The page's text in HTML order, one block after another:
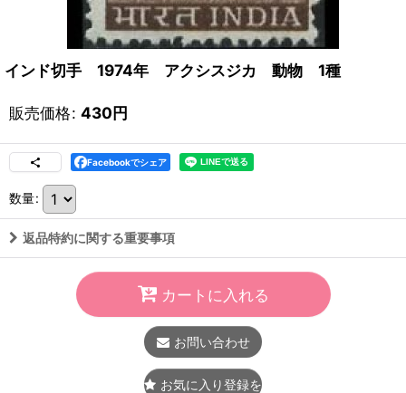
インド切手 1974年 アクシスジカ 動物 1種
販売価格: 430円
Facebookでシェア
数量:
返品特約に関する重要事項
カートに入れる
お問い合わせ
お気に入り登録をする